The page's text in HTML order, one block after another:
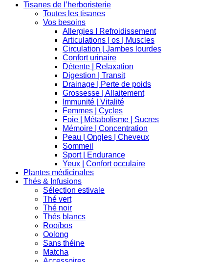
Tisanes de l’herboristerie
Toutes les tisanes
Vos besoins
Allergies I Refroidissement
Articulations | os | Muscles
Circulation | Jambes lourdes
Confort urinaire
Détente | Relaxation
Digestion | Transit
Drainage | Perte de poids
Grossesse | Allaitement
Immunité | Vitalité
Femmes | Cycles
Foie | Métabolisme | Sucres
Mémoire | Concentration
Peau | Ongles | Cheveux
Sommeil
Sport | Endurance
Yeux | Confort occulaire
Plantes médicinales
Thés & Infusions
Sélection estivale
Thé vert
Thé noir
Thés blancs
Rooïbos
Oolong
Sans théine
Matcha